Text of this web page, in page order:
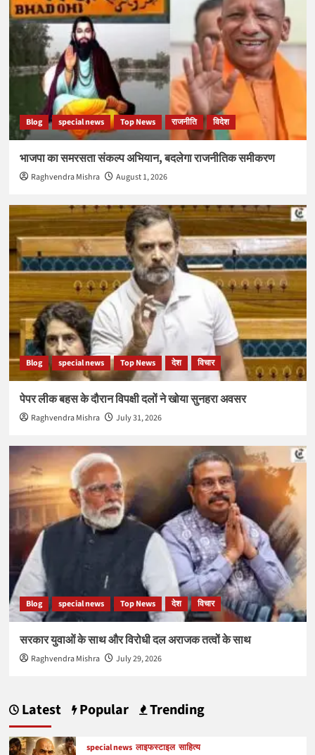
Blog special news Top News राजनीति विदेश
भाजपा का समरसता संकल्प अभियान, बदलेगा राजनीतिक समीकरण
Raghvendra Mishra August 1, 2026
Blog special news Top News देश विचार
पेपर लीक बहस के दौरान विपक्षी दलों ने खोया सुनहरा अवसर
Raghvendra Mishra July 31, 2026
Blog special news Top News देश विचार
सरकार युवाओं के साथ और विरोधी दल अराजक तत्वों के साथ
Raghvendra Mishra July 29, 2026
Latest Popular Trending
special news लाइफस्टाइल साहित्य